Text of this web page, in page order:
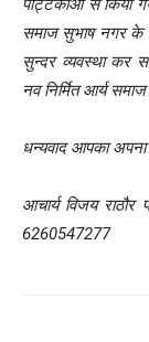
पट्टिकाऔ से किया
समाज सुभाष नगर के
सुन्दर व्यवस्था कर
नव निर्मित आर्य समाज
धन्यवाद आपका अपना
आचार्य विजय राठौर
6260547277